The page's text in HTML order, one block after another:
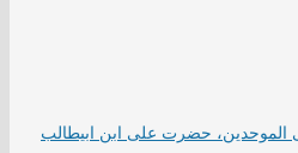
الموحدین، حضرت علی ابن ابیطالب